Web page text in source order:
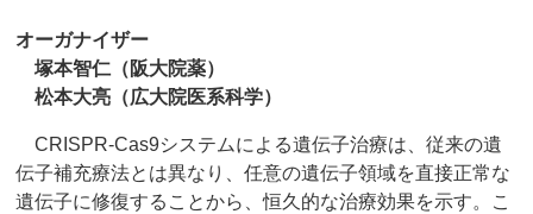
オーガナイザー
塚本智仁（阪大院薬）
松本大亮（広大院医系科学）
CRISPR-Cas9システムによる遺伝子治療は、従来の遺
伝子補充療法とは異なり、任意の遺伝子領域を直接正常な
遺伝子に修復することから、恒久的な治療効果を示す。こ